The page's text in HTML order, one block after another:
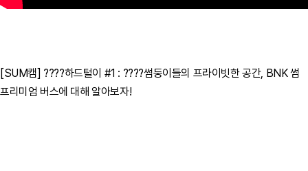
[SUM캠] ????하드털이 #1 : ????썸둥이들의 프라이빗한 공간, BNK 썸
프리미엄 버스에 대해 알아보자!